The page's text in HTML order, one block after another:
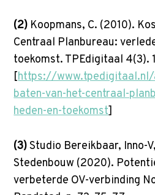
(2) Koopmans, C. (2010).
Centraal Planbureau:
toekomst. TPEdigitaal 4(3).
[https://
baten-van-het-centraal-
heden-en-toekomst]
(3)Studio Bereikbaar, Inno-
Stedenbouw (2020).
verbeterde OV-verbinding